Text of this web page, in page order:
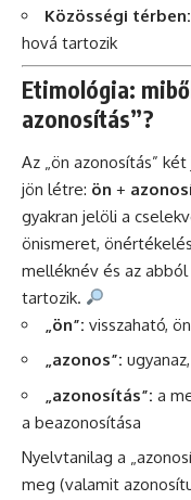
Közösségi térben:
hová tartozik
Etimológia:
azonosítás”?
Az „ön azonosítás”
jön létre: ön +
gyakran jelöli a
önismeret,
melléknév és az
tartozik.
„ön”: visszaható,
„azonos”:
„azonosítás”: a
a beazonosítása
Nyelvtanilag a
meg (valamit